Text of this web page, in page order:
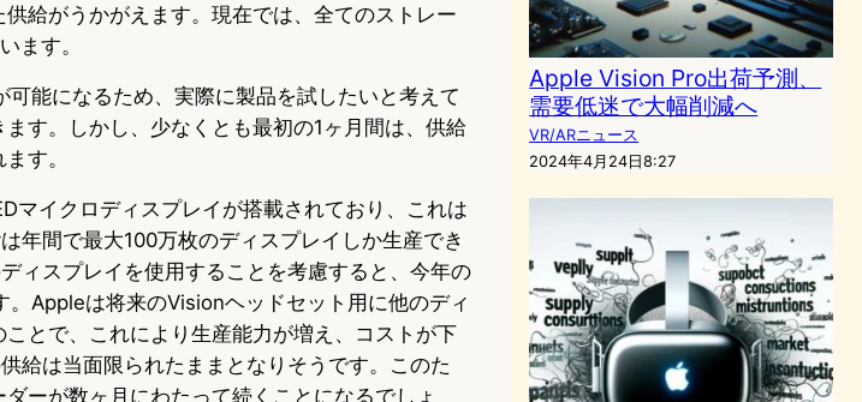
給がうかがえます。現在では、全てのストレー
ます。
能になるため、実際に製品を試したいと考えて
す。しかし、少なくとも最初の1ヶ月間は、供給
す。
マイクロディスプレイが搭載されており、これは
年間で最大100万枚のディスプレイしか生産でき
ィスプレイを使用することを考慮すると、今年の
Appleは将来のVisionヘッドセット用に他のディ
とで、これにより生産能力が増え、コストが下
給は当面限られたままとなりそうです。このた
ーが数ヶ月にわたって続くことになるでしょ
Apple Vision Pro出荷予測、
需要低迷で大幅削減へ
VR/ARニュース
2024年4月24日8:27